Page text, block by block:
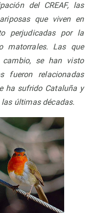
del CREAF, las
que viven en
perjudicadas por la
matorrales. Las que
cambio, se han visto
fueron relacionadas
ha sufrido Cataluña y
últimas décadas.